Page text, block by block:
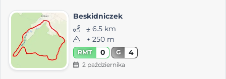
Beskidniczek
⨦ 6.5 km
+ 250 m
RMT 0 G 4
2 października